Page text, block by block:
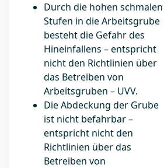
Durch die hohen schmalen
Stufen in die Arbeitsgrube
besteht die Gefahr des
Hineinfallens – entspricht
nicht den Richtlinien über
das Betreiben von
Arbeitsgruben – UVV.
Die Abdeckung der Grube
ist nicht befahrbar –
entspricht nicht den
Richtlinien über das
Betreiben von